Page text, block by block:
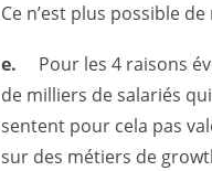
Ce n’est plus possible
e.
Pour les 4 raisons
de milliers de salariés
sentent pour cela pas
sur des métiers de